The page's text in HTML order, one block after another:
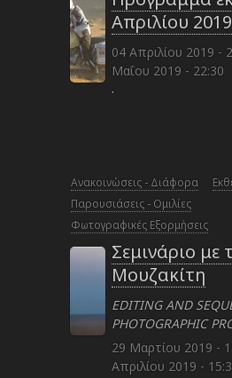
Απριλίου 2019
04 Απριλίου 2019 -
Μαΐου 2019 - 22:30
·
Ανακοινώσεις - Διάφορα
Παρουσιάσεις - Ομιλίες
Φωτογραφικές Εξορμήσεις
Σεμινάριο με
Μουζακίτη
EDITING AND
PHOTOGRAPHIC
29 Μαρτίου 2019 -
Απριλίου 2019 -